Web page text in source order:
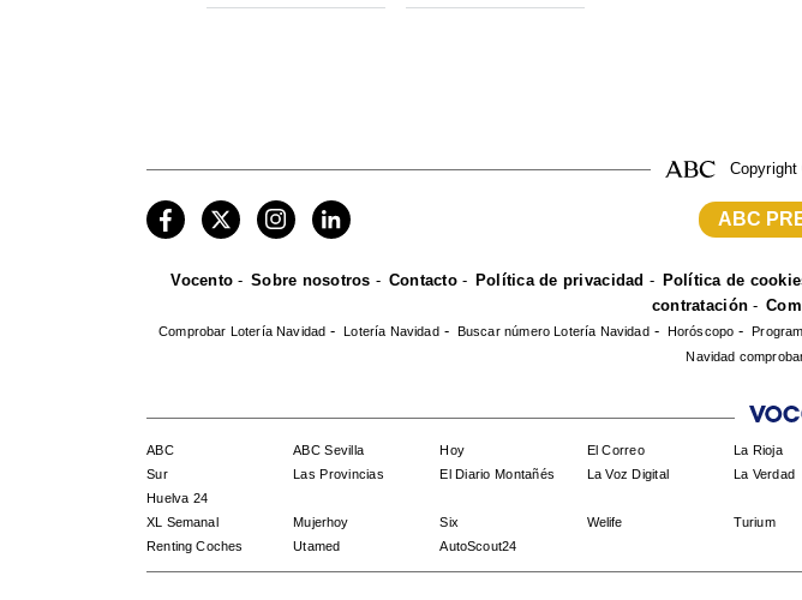
ABC
Vocento Sobre nosotros Contacto Política de privacidad Política de
contratación
Comprobar Lotería Navidad Lotería Navidad Buscar número Lotería Navidad Horóscopo
Navidad
ABC ABC Sevilla Hoy El Correo La Rioja
Sur
Las Provincias El Diario Montañés La Voz Digital La Verdad
Huelva 24
XL Semanal
Mujerhoy Six Welife Turium
Renting Coches
Utamed AutoScout24